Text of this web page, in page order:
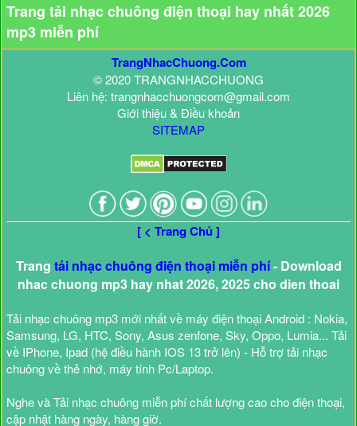
Trang tải nhạc chuông điện thoại hay nhất 2026
mp3 miễn phí
TrangNhacChuong.Com
© 2020 TRANGNHACCHUONG
Liên hệ: trangnhacchuongcom@gmail.com
Giới thiệu & Điều khoản
SITEMAP
[ < Trang Chủ ]
Trang tải nhạc chuông điện thoại miễn phí- Download
nhac chuong mp3 hay nhat 2026, 2025 cho dien thoai
Tải nhạc chuông mp3 mới nhất về máy điện thoại Android : Nokia,
Samsung, LG, HTC, Sony, Asus zenfone, Sky, Oppo, Lumia... Tải
về IPhone, Ipad (hệ điều hành IOS 13 trở lên) - Hỗ trợ tải nhạc
chuông về thẻ nhớ, máy tính Pc/Laptop.
Nghe và Tải nhạc chuông miễn phí chất lượng cao cho điện thoại,
cập nhật hàng ngày, hàng giờ.